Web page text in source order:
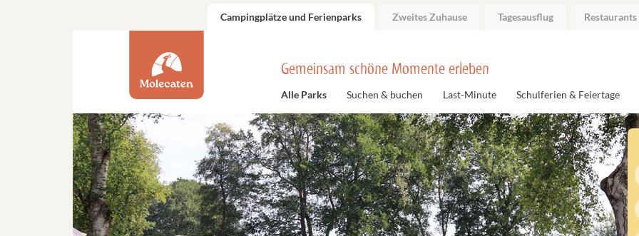
Campingplätze und Ferienparks Zweites Zuhause Tagesausflug
Gemeinsam schöne Momente erleben
Alle Parks Suchen & buchen Last-Minute Schulferien & Feiertage